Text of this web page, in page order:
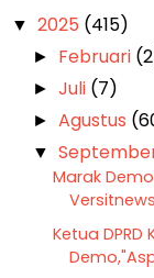
▼ 2025 (415)
► Februari
►Juli (7)
► Agustus
▼
Marak
Ketua